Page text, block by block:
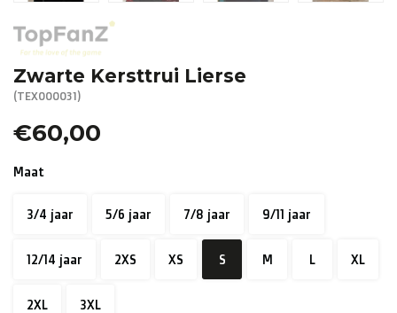
Zwarte Kersttrui Lierse
(TEX000031)
€60,00
Maat
3/4 jaar 5/6 jaar 7/8 jaar 9/11 jaar
12/14 jaar 2XS XS S M L XL
2XL 3XL